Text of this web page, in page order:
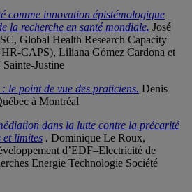
comme innovation épistémologique
la recherche en santé mondiale. José
Global Health Research Capacity
CAPS), Liliana Gómez Cardona et
Justine
le point de vue des praticiens. Denis
à Montréal
dans la lutte contre la précarité
et limites . Dominique Le Roux,
d’EDF–Electricité de
Energie Technologie Société